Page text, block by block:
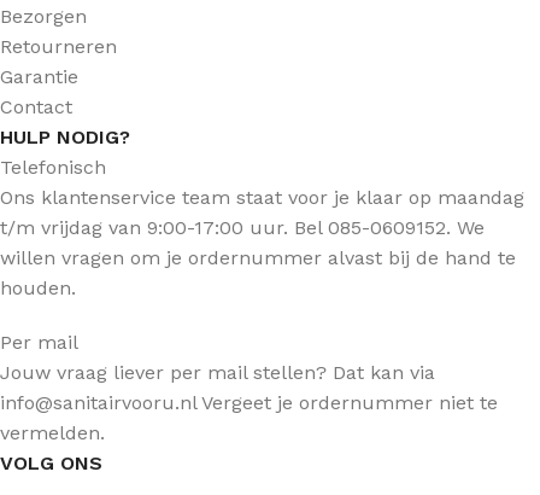
Bezorgen
Retourneren
Garantie
Contact
HULP NODIG?
Telefonisch
Ons klantenservice team staat voor je klaar op maandag
t/m vrijdag van 9:00-17:00 uur. Bel 085-0609152. We
willen vragen om je ordernummer alvast bij de hand te
houden.
Per mail
Jouw vraag liever per mail stellen? Dat kan via
info@sanitairvooru.nl Vergeet je ordernummer niet te
vermelden.
VOLG ONS